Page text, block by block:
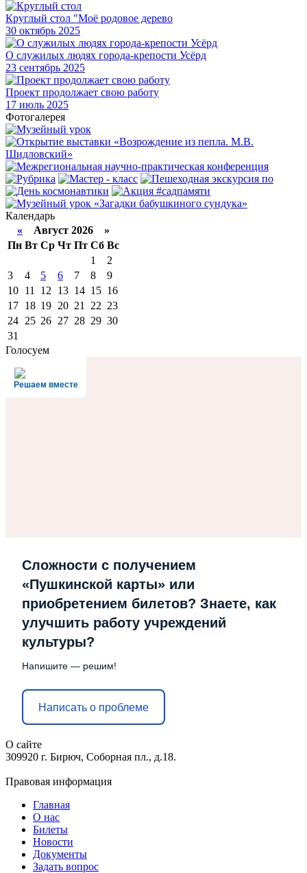
Круглый стол "Моё родовое дерево
30 октябрь 2025
О служилых людях города-крепости Усёрд
23 сентябрь 2025
Проект продолжает свою работу
17 июль 2025
Фотогалерея
Календарь
« Август 2026 »
Пн Вт Ср Чт Пт Сб Вс
1
2
3
4 5 6 7 8
9
10 11 12 13 14 15 16
17 18 19 20 21 22 23
24 25 26 27 28 29 30
31
Голосуем
Решаем вместе
Сложности с получением
«Пушкинской карты» или
приобретением билетов? Знаете, как
улучшить работу учреждений
культуры?
Напишите — решим!
Написать о проблеме
О сайте
309920 г. Бирюч, Соборная пл., д.18.
Правовая информация
Главная
О нас
Билеты
Новости
Документы
Задать вопрос